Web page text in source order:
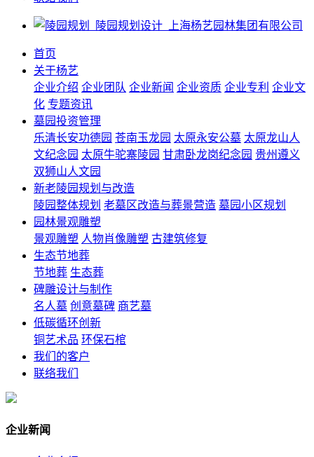
首页
关于杨艺
企业介绍 企业团队 企业新闻 企业资质 企业专利 企业文
化 专题资讯
墓园投资管理
乐清长安功德园 苍南玉龙园 太原永安公墓 太原龙山人
文纪念园 太原牛驼寨陵园 甘肃卧龙岗纪念园 贵州遵义
双狮山人文园
新老陵园规划与改造
陵园整体规划 老墓区改造与葬景营造 墓园小区规划
园林景观雕塑
景观雕塑 人物肖像雕塑 古建筑修复
生态节地葬
节地葬 生态葬
碑雕设计与制作
名人墓 创意墓碑 商艺墓
低碳循环创新
铜艺术品 环保石棺
我们的客户
联络我们
企业新闻